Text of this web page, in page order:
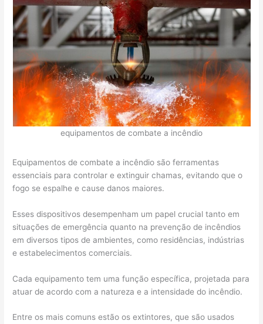
equipamentos de combate a incêndio
Equipamentos de combate a incêndio são ferramentas
essenciais para controlar e extinguir chamas, evitando que o
fogo se espalhe e cause danos maiores.
Esses dispositivos desempenham um papel crucial tanto em
situações de emergência quanto na prevenção de incêndios
em diversos tipos de ambientes, como residências, indústrias
e estabelecimentos comerciais.
Cada equipamento tem uma função específica, projetada para
atuar de acordo com a natureza e a intensidade do incêndio.
Entre os mais comuns estão os extintores, que são usados